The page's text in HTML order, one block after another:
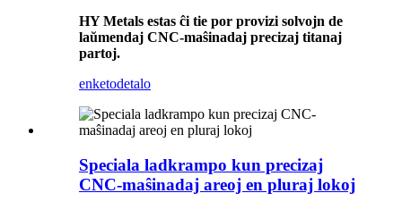
HY Metals estas ĉi tie por provizi solvojn de
laŭmendaj CNC-maŝinadaj precizaj titanaj
partoj.
enketodetalo
Speciala ladkrampo kun precizaj
CNC-maŝinadaj areoj en pluraj lokoj